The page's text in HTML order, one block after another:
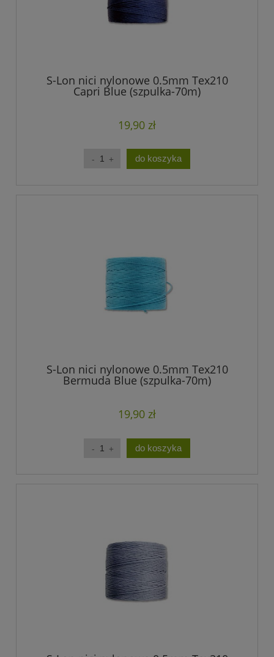
S-Lon nici nylonowe 0.5mm Tex210
Capri Blue (szpulka-70m)
19,90 zł
do koszyka
S-Lon nici nylonowe 0.5mm Tex210
Bermuda Blue (szpulka-70m)
19,90 zł
do koszyka